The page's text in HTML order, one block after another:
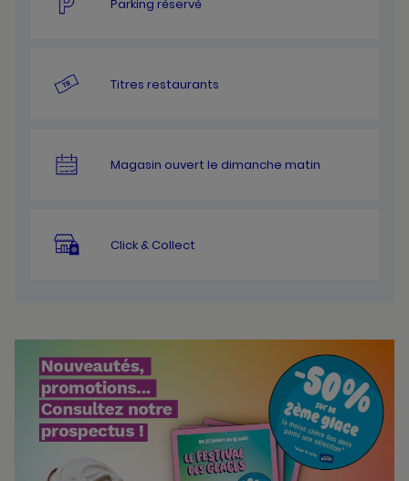
Parking réservé
Titres restaurants
Magasin ouvert le dimanche matin
Click & Collect